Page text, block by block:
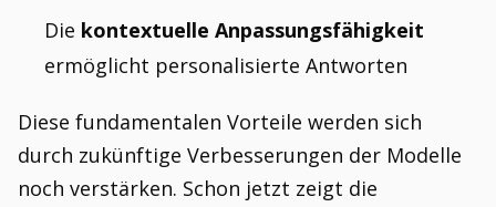
Die kontextuelle Anpassungsfähigkeit
ermöglicht personalisierte Antworten
Diese fundamentalen Vorteile werden sich
durch zukünftige Verbesserungen der Modelle
noch verstärken. Schon jetzt zeigt die